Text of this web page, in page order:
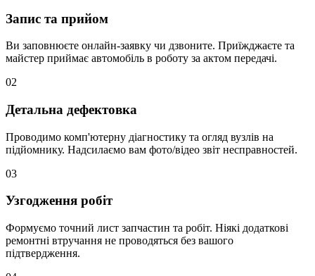
Запис та прийом
Ви заповнюєте онлайн-заявку чи дзвоните. Приїжджаєте та
майстер приймає автомобіль в роботу за актом передачі.
02
Детальна дефектовка
Проводимо комп'ютерну діагностику та огляд вузлів на
підйомнику. Надсилаємо вам фото/відео звіт несправностей.
03
Узгодження робіт
Формуємо точний лист запчастин та робіт. Ніякі додаткові
ремонтні втручання не проводяться без вашого
підтвердження.